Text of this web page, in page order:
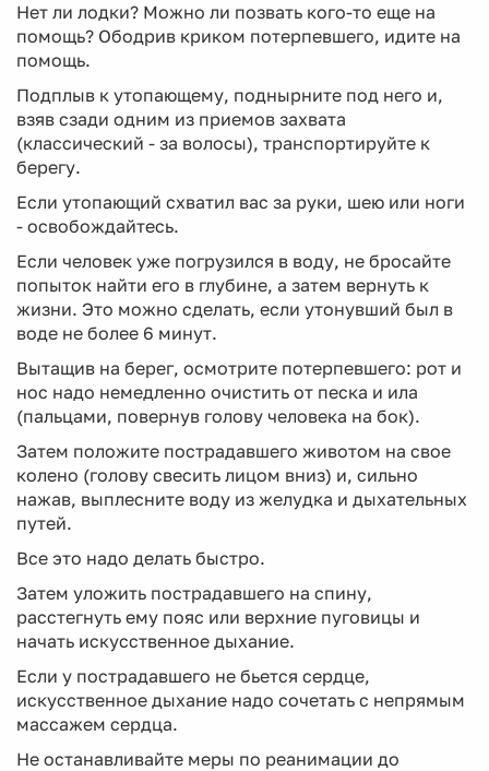
Нет ли лодки? Можно ли позвать кого-то еще на
помощь? Ободрив криком потерпевшего, идите на
помощь.
Подплыв к утопающему, поднырните под него и,
взяв сзади одним из приемов захвата
(классический - за волосы), транспортируйте к
берегу.
Если утопающий схватил вас за руки, шею или ноги
- освобождайтесь.
Если человек уже погрузился в воду, не бросайте
попыток найти его в глубине, а затем вернуть к
жизни. Это можно сделать, если утонувший был в
воде не более 6 минут.
Вытащив на берег, осмотрите потерпевшего: рот и
нос надо немедленно очистить от песка и ила
(пальцами, повернув голову человека на бок).
Затем положите пострадавшего животом на свое
колено (голову свесить лицом вниз) и, сильно
нажав, выплесните воду из желудка и дыхательных
путей.
Все это надо делать быстро.
Затем уложить пострадавшего на спину,
расстегнуть ему пояс или верхние пуговицы и
начать искусственное дыхание.
Если у пострадавшего не бьется сердце,
искусственное дыхание надо сочетать с непрямым
массажем сердца.
Не останавливайте меры по реанимации до